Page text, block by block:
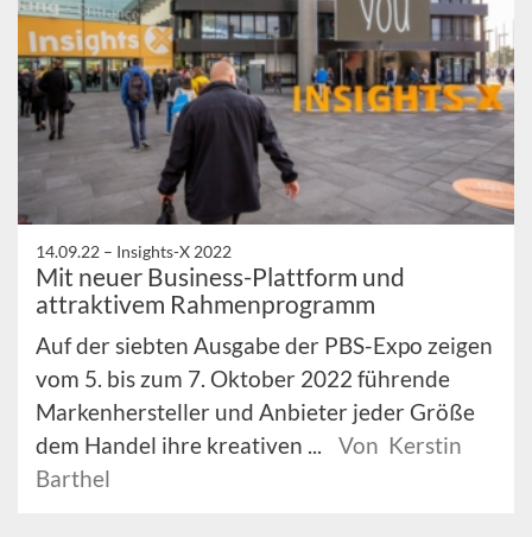
14.09.22 – Insights-X 2022
Mit neuer Business-Plattform und
attraktivem Rahmenprogramm
Auf der siebten Ausgabe der PBS-Expo zeigen
vom 5. bis zum 7. Oktober 2022 führende
Markenhersteller und Anbieter jeder Größe
dem Handel ihre kreativen ...
Von Kerstin
Barthel